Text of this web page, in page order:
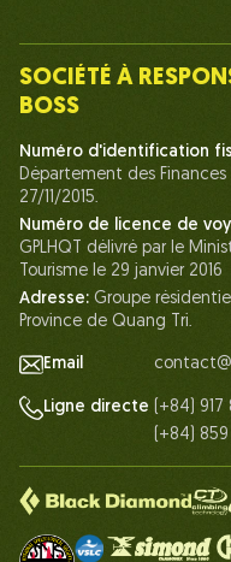
Notre Équipe
Humain du Chef de la
Nos Certifications
Partenariats
Contactez-Nous
SOCIÉTÉ À
BOSS
Numéro d'identification
Département des
27/11/2015.
Numéro de licence de
GPLHQT délivré par le
Tourisme le 29 janvier 2016
Adresse: Groupe
Province de Quang Tri.
Email
Ligne directe
(+84)
(+84)